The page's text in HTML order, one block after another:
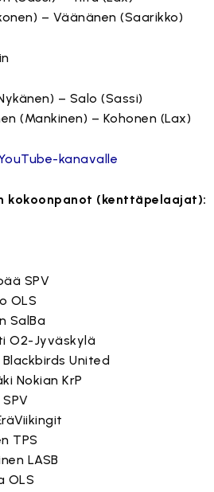
– Väänänen (Saarikko)
– Salo (Sassi)
(Mankinen) – Kohonen (Lax)
kanavalle
kokoonpanot (kenttäpelaajat):
SPV
OLS
SalBa
O2-Jyväskylä
Blackbirds United
Nokian KrP
TPS
LASB
OLS